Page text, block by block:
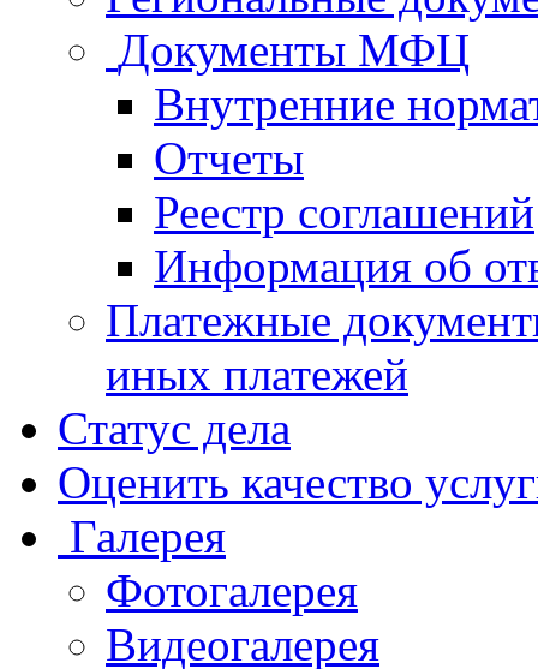
Документы МФЦ
Внутренние
Отчеты
Реестр соглашений
Информация об
Платежные
иных платежей
Статус дела
Оценить качество
Галерея
Фотогалерея
Видеогалерея